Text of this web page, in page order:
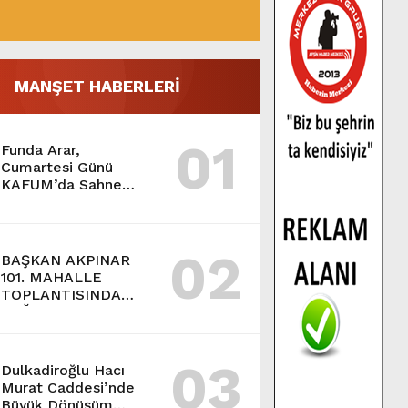
MANŞET HABERLERİ
Funda Arar,
Cumartesi Günü
KAFUM’da Sahne
01
BAŞKAN AKPINAR
101. MAHALLE
TOPLANTISINDA
BAĞLARBAŞI
BULUŞTU.
02
Dulkadiroğlu Hacı
Murat Caddesi’nde
Büyük Dönüşüm
03